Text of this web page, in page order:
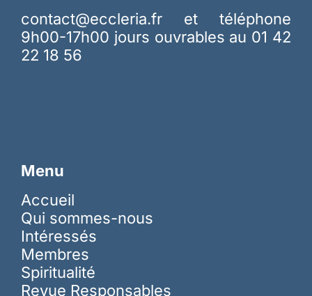
contact@eccleria.fr et téléphone
9h00-17h00 jours ouvrables au 01 42
22 18 56
Menu
Accueil
Qui sommes-nous
Intéressés
Membres
Spiritualité
Revue Responsables